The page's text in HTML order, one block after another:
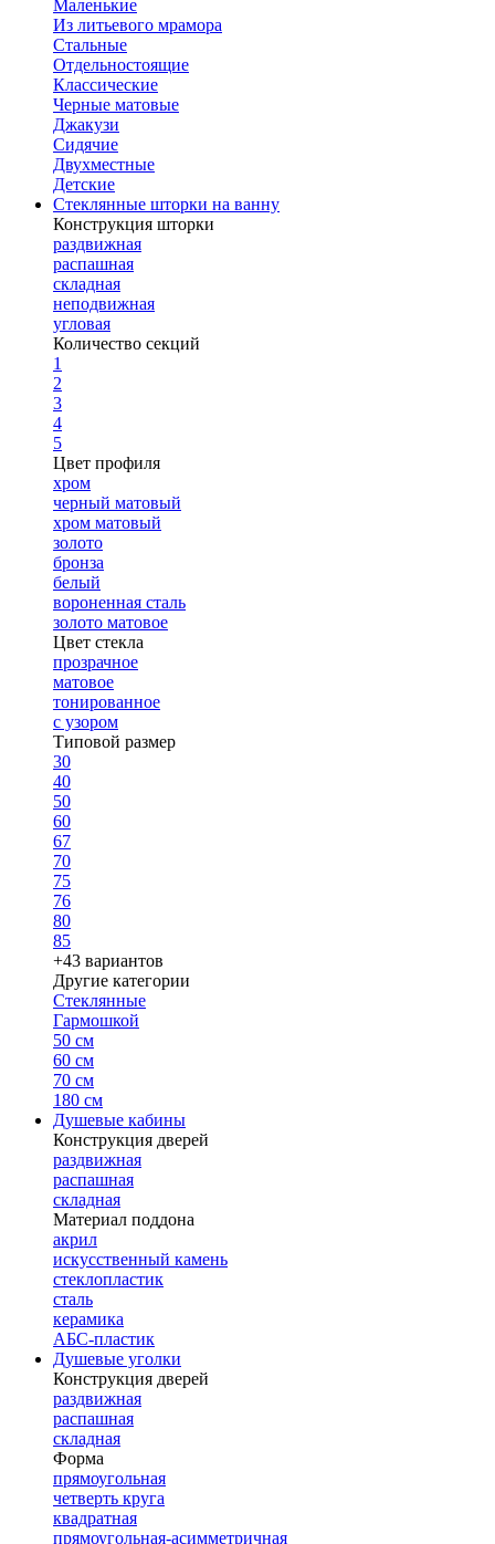
Маленькие
Из литьевого мрамора
Стальные
Отдельностоящие
Классические
Черные матовые
Джакузи
Сидячие
Двухместные
Детские
Стеклянные шторки на ванну
Конструкция шторки
раздвижная
распашная
складная
неподвижная
угловая
Количество секций
1
2
3
4
5
Цвет профиля
хром
черный матовый
хром матовый
золото
бронза
белый
вороненная сталь
золото матовое
Цвет стекла
прозрачное
матовое
тонированное
с узором
Типовой размер
30
40
50
60
67
70
75
76
80
85
+43 вариантов
Другие категории
Стеклянные
Гармошкой
50 см
60 см
70 см
180 см
Душевые кабины
Конструкция дверей
раздвижная
распашная
складная
Материал поддона
акрил
искусственный камень
стеклопластик
сталь
керамика
АБС-пластик
Душевые уголки
Конструкция дверей
раздвижная
распашная
складная
Форма
прямоугольная
четверть круга
квадратная
прямоугольная-асимметричная